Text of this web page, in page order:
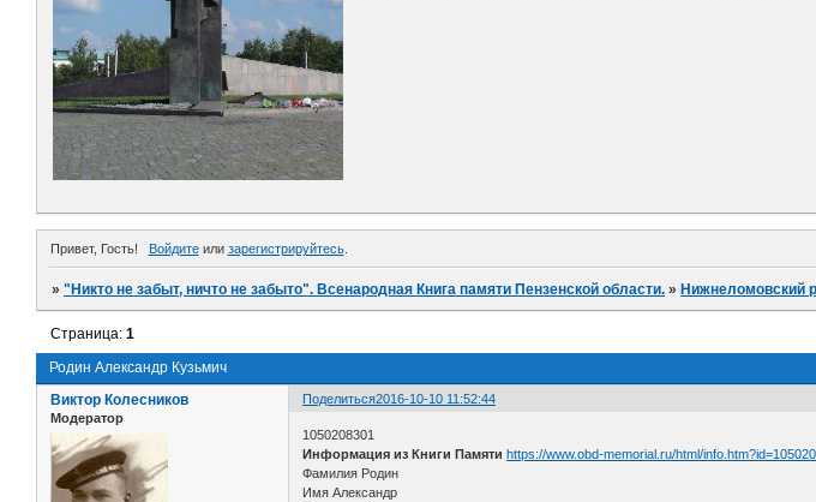
Привет, Гость! Войдитеили зарегистрируйтесь.
»"Никто не забыт, ничто не забыто". Всенародная Книга памяти Пензенской области. » Нижнеломовский
Родин Александр Кузьмич
Страница:1
Поделиться2016-10-10 11:52:44
Виктор Колесников
Модератор
1050208301
Информация из Книги Памяти https://www.obd-memorial.ru/html/
Фамилия Родин
Имя Александр